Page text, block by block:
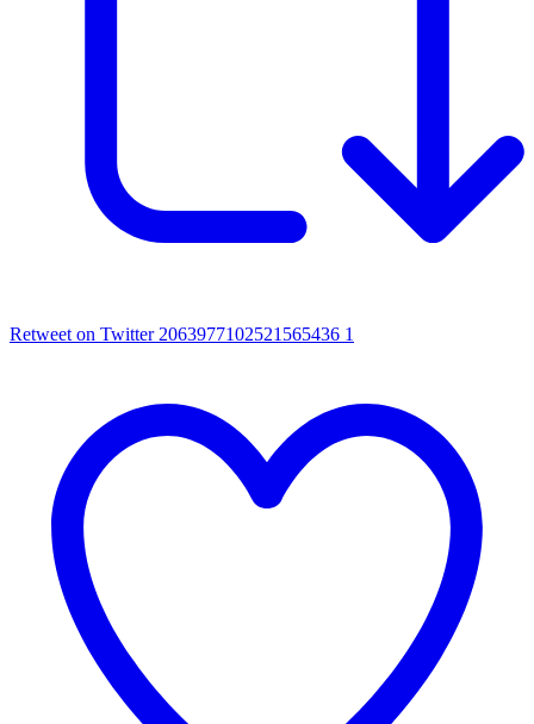
Retweet on Twitter 2063977102521565436 1